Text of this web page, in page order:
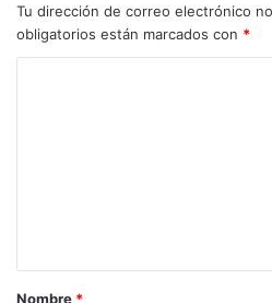
Tu dirección de correo electrónico
obligatorios están marcados con *
a
Nombre *